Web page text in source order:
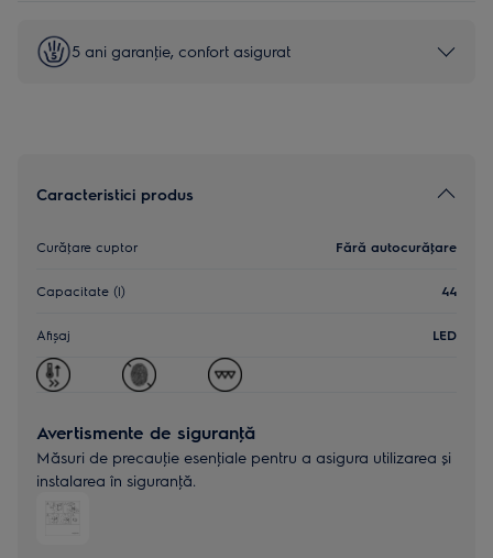
5 ani garanţie, confort asigurat
Caracteristici produs
Curăţare cuptor Fără autocurăţare
Capacitate (l) 44
Afișaj LED
Avertismente de siguranţă
Măsuri de precauţie esenţiale pentru a asigura utilizarea și
instalarea în siguranţă.